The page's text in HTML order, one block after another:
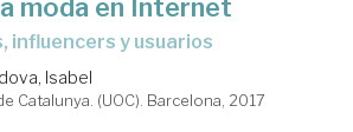
moda en Internet
influencers y usuarios
Isabel
Catalunya. (UOC). Barcelona, 2017